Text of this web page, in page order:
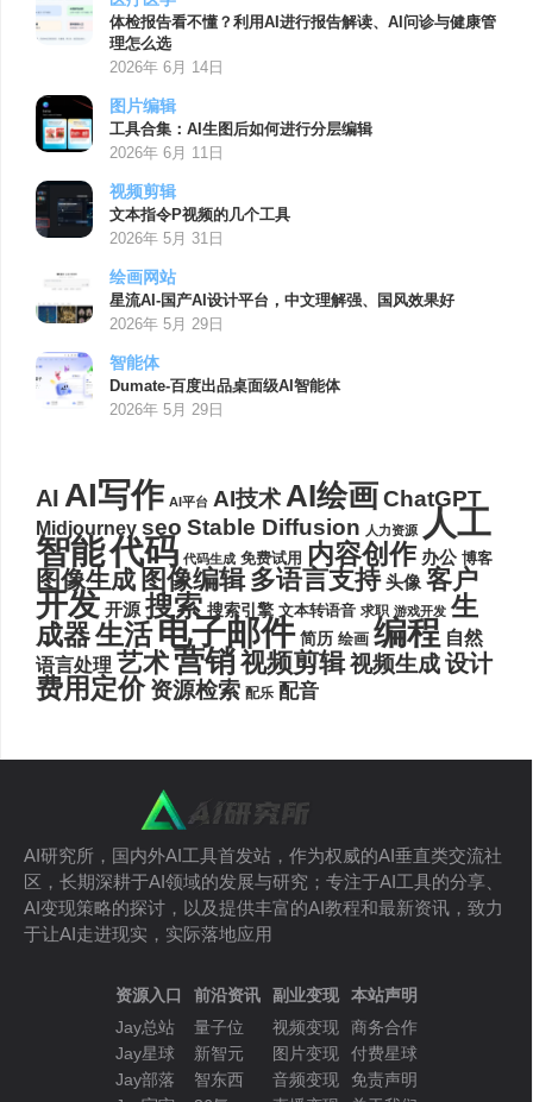
体检报告看不懂？利用AI进行报告解读、AI问诊与健康管
理怎么选
2026年 6月 14日
图片编辑
工具合集：AI生图后如何进行分层编辑
2026年 6月 11日
视频剪辑
文本指令P视频的几个工具
2026年 5月 31日
绘画网站
星流AI-国产AI设计平台，中文理解强、国风效果好
2026年 5月 29日
智能体
Dumate-百度出品桌面级AI智能体
2026年 5月 29日
AI AI写作 AI平台 AI技术AI绘画ChatGPT
Midjourney seo Stable Diffusion 人力资源 人工
智能代码 代码生成 免费试用 内容创作 办公 博客
图像生成 图像编辑 多语言支持 头像 客户
开发 开源 搜索 搜索引擎 文本转语音 求职 游戏开发 生
成器生活电子邮件 简历 绘画 编程 自然
语言处理 艺术营销视频剪辑视频生成设计
费用定价 资源检索 配乐 配音
AI研究所，国内外AI工具首发站，作为权威的AI垂直类交流社
区，长期深耕于AI领域的发展与研究；专注于AI工具的分享、
AI变现策略的探讨，以及提供丰富的AI教程和最新资讯，致力
于让AI走进现实，实际落地应用
资源入口
Jay总站
Jay星球
Jay部落
前沿资讯
量子位
新智元
智东西
副业变现
视频变现
图片变现
音频变现
本站声明
商务合作
付费星球
免责声明